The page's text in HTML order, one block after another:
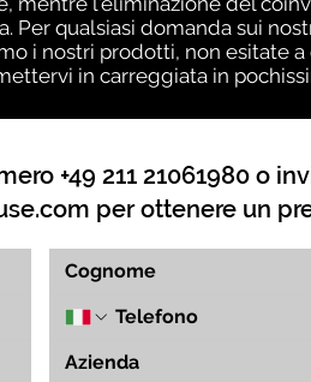
qualsiasi domanda sui
i nostri prodotti, non esitate
in ​​carreggiata in
+49 211 21061980 o
per ottenere un